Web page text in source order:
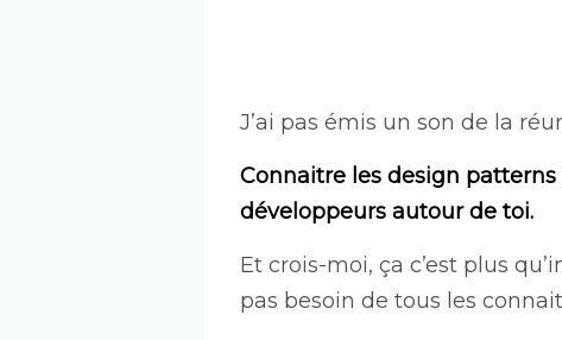
J’ai pas émis un son de la
Connaitre les design
développeurs autour de toi.
Et crois-moi, ça c’est plus
pas besoin de tous les